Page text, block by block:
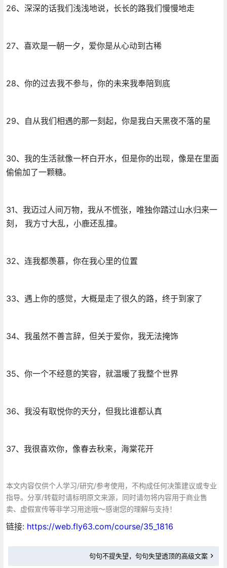
26、深深的话我们浅浅地说，长长的路我们慢慢地走
27、喜欢是一朝一夕，爱你是从心动到古稀
28、你的过去我不参与，你的未来我奉陪到底
29、自从我们相遇的那一刻起，你是我白天黑夜不落的星
30、我的生活就像一杯白开水，但是你的出现，像是在里面
偷偷加了一颗糖。
31、我迈过人间万物，我从不慌张，唯独你踏过山水归来一
刻， 我方寸大乱，小鹿还乱撞。
32、连我都羡慕，你在我心里的位置
33、遇上你的感觉，大概是走了很久的路，终于到家了
34、我虽然不善言辞，但关于爱你，我无法掩饰
35、你一个不经意的笑容，就温暖了我整个世界
36、我没有取悦你的天分，但我比谁都认真
37、我很喜欢你，像春去秋来，海棠花开
本文内容仅供个人学习/研究/参考使用，不构成任何决策建议或专业
指导。分享/转载时请标明原文来源，同时请勿将内容用于商业售
卖、虚假宣传等非学习用途哦～感谢您的理解与支持！
链接: https://web.fly63.com/course/35_1816
句句不提失望，句句失望透顶的高级文案